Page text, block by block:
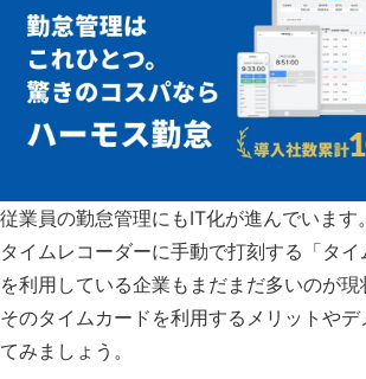
従業員の勤怠管理にもIT化が進んでいます
タイムレコーダーに手動で打刻する「タイ
を利用している企業もまだまだ多いのが現
そのタイムカードを利用するメリットやデ
てみましょう。